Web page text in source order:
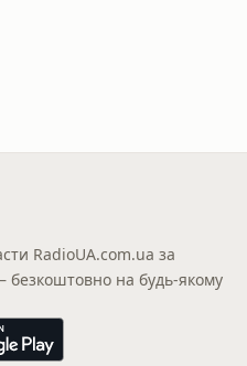
RadioUA.com.ua за
на будь-якому